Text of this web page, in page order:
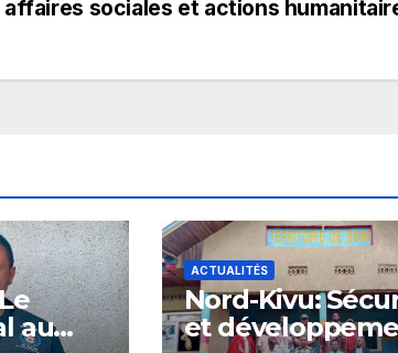
affaires sociales et actions
au
ACTUALITÉS
Nord-Kivu:
et